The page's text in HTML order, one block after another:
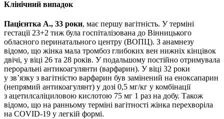
Клінічний випадок
Пацієнтка А., 33 роки, має першу вагітність. У терміні
гестації 23+2 тиж була госпіталізована до Вінницького
обласного перинатального центру (ВОПЦ). З анамнезу
відомо, що жінка мала тромбоз глибоких вен нижніх кінцівок
двічі, у віці 26 та 28 років. У подальшому постійно отримувала
пероральні антикоагулянти (варфарин). У віці 32 роки
у зв’язку з вагітністю варфарин був замінений на еноксапарин
(непрямий антикоагулянт) у дозі 0,5 мг/кг у комбінації
з ацетилсаліциловою кислотою 75 мг 1 раз на добу. Також
відомо, що на ранньому терміні вагітності жінка перехворіла
на COVID-19 у легкій формі.